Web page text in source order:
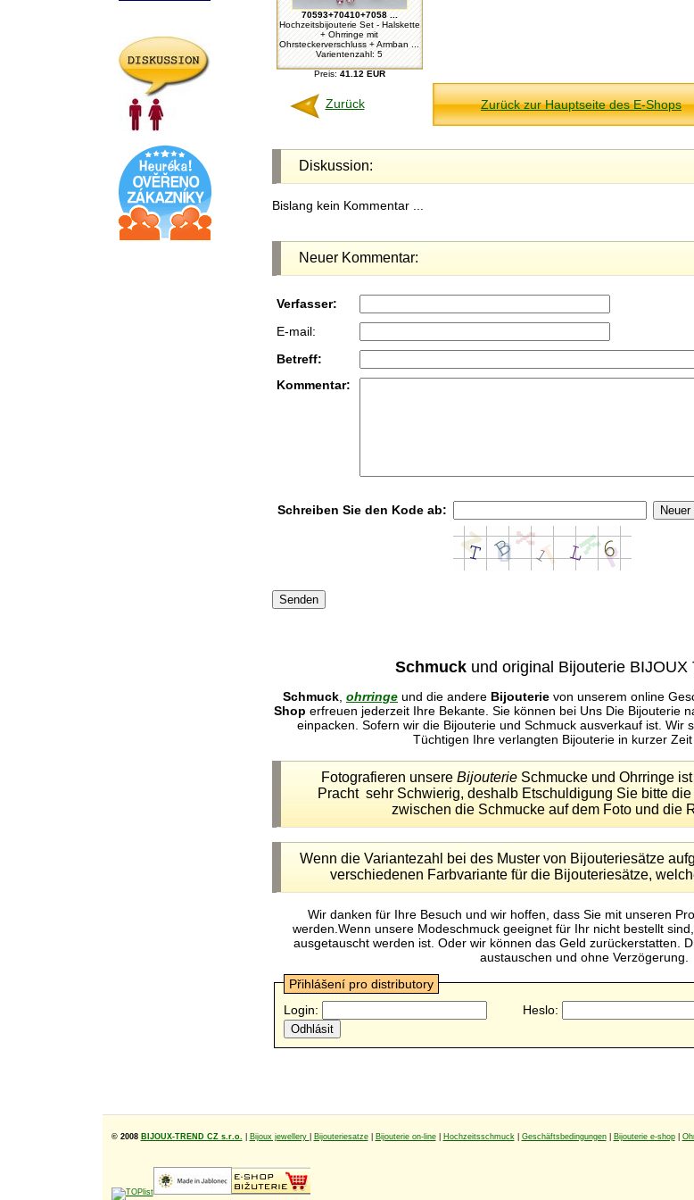
70593+70410+7058 ...
Hochzeitsbijouterie Set - Halskette
+ Ohrringe mit
Ohrsteckerverschluss + Armban ...
Varientenzahl: 5
Preis: 41.12 EUR
Zurück Zurück zur Hauptseite des E-Shops
Diskussion:
Bislang kein Kommentar ...
Neuer Kommentar:
Verfasser:
E-mail:
Betreff:
Kommentar:
Schreiben Sie den Kode ab:
Schmuck und original Bijouterie BIJOUX
Schmuck ohrringe und die andere Bijouterie von unserem online
Shop erfreuen jederzeit Ihre Bekante. Sie können bei Uns Die Bijouterie
einpacken. Sofern wir die Bijouterie und Schmuck ausverkauf ist. Wir
Tüchtigen Ihre verlangten Bijouterie in kurzer Zeit
Fotografieren unsere Bijouterie Schmucke und Ohrringe
Pracht sehr Schwierig, deshalb Etschuldigung Sie bitte
zwischen die Schmucke auf dem Foto und die
Wenn die Variantezahl bei des Muster von Bijouteriesätze
verschiedenen Farbvariante für die Bijouteriesätze,
Wir danken für Ihre Besuch und wir hoffen, dass Sie mit unseren
werden.Wenn unsere Modeschmuck geeignet für Ihr nicht bestellt
ausgetauscht werden ist. Oder wir können das Geld zurückerstatten.
austauschen und ohne Verzögerung.
Přihlášení pro distributory
Login:
Heslo:
© 2008 BIJOUX-TREND CZ s.r.o. Bijoux jewellery Bijouteriesatze| Bijouterie on-line| Hochzeitsschmuck| Geschäftsbedingungen| Bijouterie e-shop|